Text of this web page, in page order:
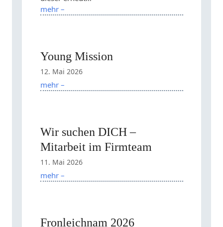
mehr –
Young Mission
12. Mai 2026
mehr –
Wir suchen DICH –
Mitarbeit im Firmteam
11. Mai 2026
mehr –
Fronleichnam 2026